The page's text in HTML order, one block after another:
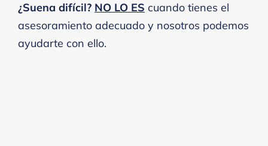
¿Suena difícil? NO LO ES cuando tienes el
asesoramiento adecuado y nosotros podemos
ayudarte con ello.